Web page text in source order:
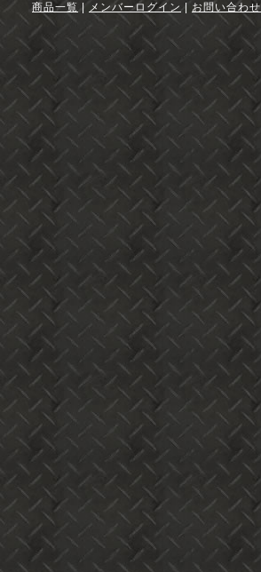
商品一覧 メンバーログイン お問い合わせ